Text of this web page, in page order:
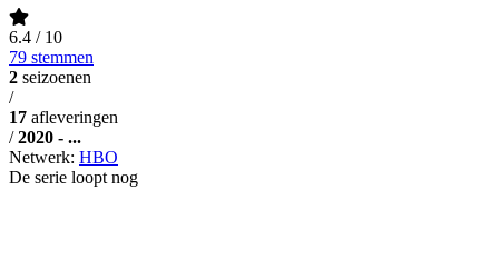
6.4 / 10
79 stemmen
2 seizoenen
/
17 afleveringen
/ 2020 - ...
Netwerk: HBO
De serie loopt nog